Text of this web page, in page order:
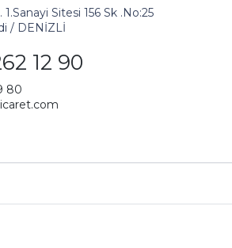
1.Sanayi Sitesi 156 Sk .No:25
/ DENİZLİ
12 90
80